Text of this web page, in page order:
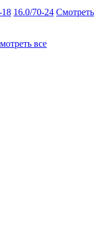
18 16.0/70-24 Смотреть
все